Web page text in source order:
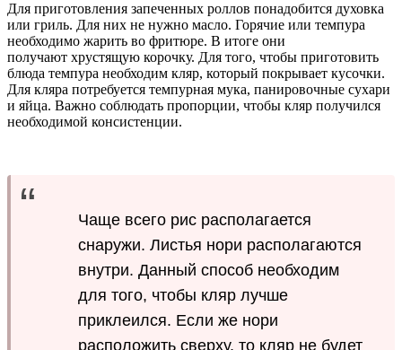
Для приготовления запеченных роллов понадобится духовка
или гриль. Для них не нужно масло. Горячие или темпура
необходимо жарить во фритюре. В итоге они
получают хрустящую корочку. Для того, чтобы приготовить
блюда темпура необходим кляр, который покрывает кусочки.
Для кляра потребуется темпурная мука, панировочные сухари
и яйца. Важно соблюдать пропорции, чтобы кляр получился
необходимой консистенции.
Чаще всего рис располагается
снаружи. Листья нори располагаются
внутри. Данный способ необходим
для того, чтобы кляр лучше
приклеился. Если же нори
расположить сверху, то кляр не будет